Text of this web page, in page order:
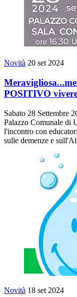
Novità 20 set 2024
POSITIVO
Sabato 28 Settembre
Palazzo Comunale di
l'incontro con
sulle demenze e
Novità 18 set 2024